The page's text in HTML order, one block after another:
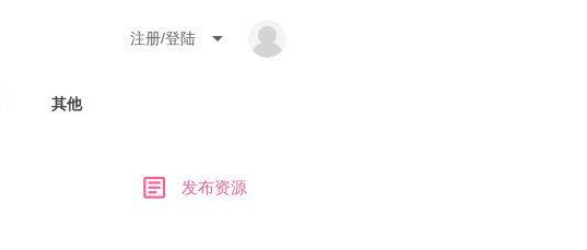
注册/登陆 arrow_drop_down
其他
article 发布资源